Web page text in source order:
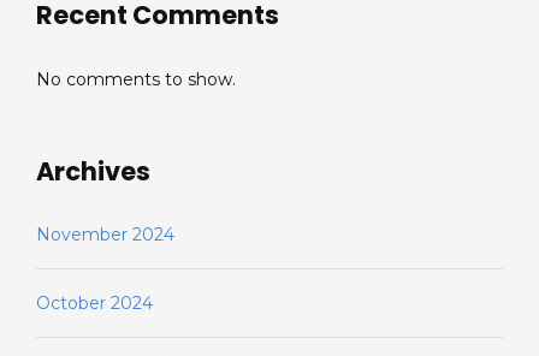
Recent Comments
No comments to show.
Archives
November 2024
October 2024